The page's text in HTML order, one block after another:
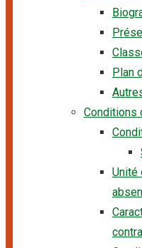
Plan
Conditions
Unité